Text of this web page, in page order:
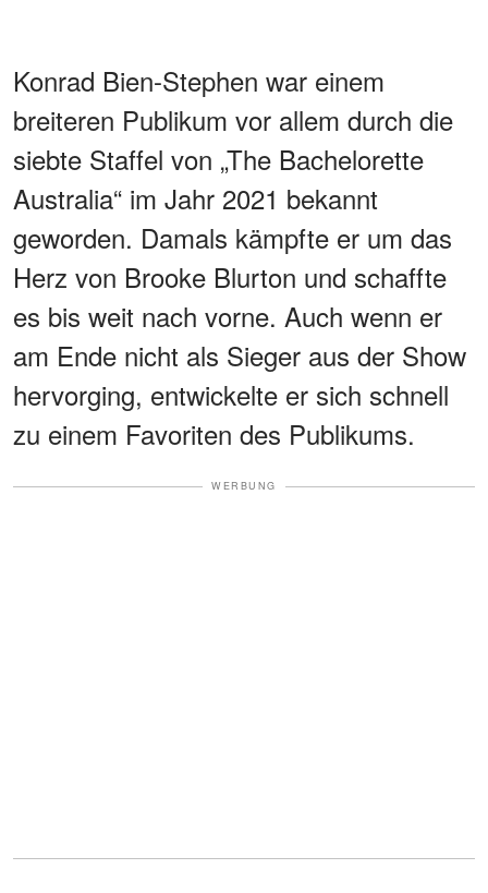
Konrad Bien-Stephen war einem
breiteren Publikum vor allem durch die
siebte Staffel von „The Bachelorette
Australia“ im Jahr 2021 bekannt
geworden. Damals kämpfte er um das
Herz von Brooke Blurton und schaffte
es bis weit nach vorne. Auch wenn er
am Ende nicht als Sieger aus der Show
hervorging, entwickelte er sich schnell
zu einem Favoriten des Publikums.
WERBUNG